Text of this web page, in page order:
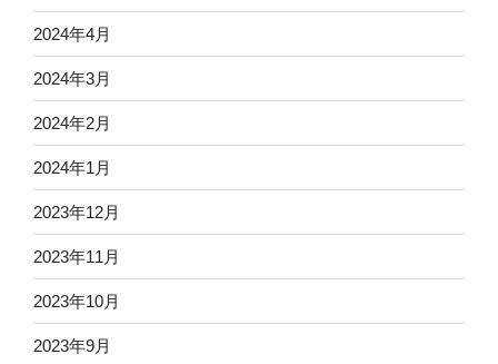
2024年4月
2024年3月
2024年2月
2024年1月
2023年12月
2023年11月
2023年10月
2023年9月